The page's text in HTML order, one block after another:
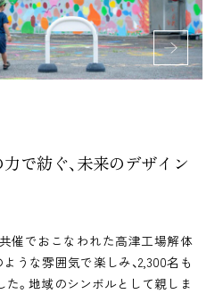
で紡ぐ、未来のデザイン
催でおこなわれた高津工場解体
うな雰囲気で楽しみ、2,300名も
。地域のシンボルとして親しま